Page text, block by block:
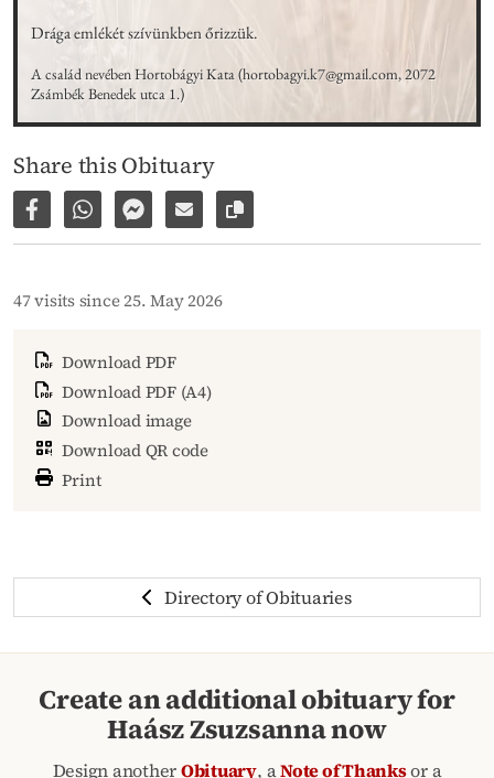
Drága emlékét szívünkben őrizzük.
A család nevében Hortobágyi Kata (hortobagyi.k7@gmail.com, 2072
Zsámbék Benedek utca 1.)
Share this Obituary
Share on Facebook
Share via WhatsApp
Share via Facebook Messenger
Share via E-Mail
Copy link to page
47 visits since 25. May 2026
Download PDF
Download PDF (A4)
Download image
Download QR code
Print
Directory of Obituaries
Create an additional obituary for
Haász Zsuzsanna now
Design anotherObituary, aNote of Thanksor a